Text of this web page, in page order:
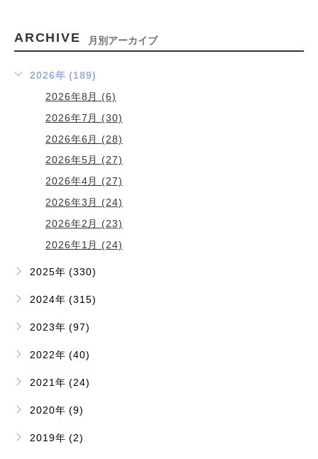
ARCHIVE 月別アーカイブ
2026年 (189)
2026年8月 (6)
2026年7月 (30)
2026年6月 (28)
2026年5月 (27)
2026年4月 (27)
2026年3月 (24)
2026年2月 (23)
2026年1月 (24)
2025年 (330)
2024年 (315)
2023年 (97)
2022年 (40)
2021年 (24)
2020年 (9)
2019年 (2)